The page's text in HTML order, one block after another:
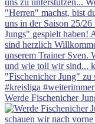
Werde Fischenicher